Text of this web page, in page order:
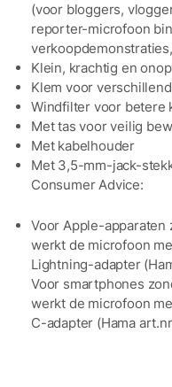
(voor bloggers,
reporter-microfoon
Klein, krachtig en
Klem voor
Windfilter voor betere
Met tas voor veilig
Met kabelhouder
Met 3,5-mm-jack-
Consumer Advice:
Voor Apple-
werkt de microfoon
Lightning-adapter
Voor smartphones
werkt de microfoon
C-adapter (Hama